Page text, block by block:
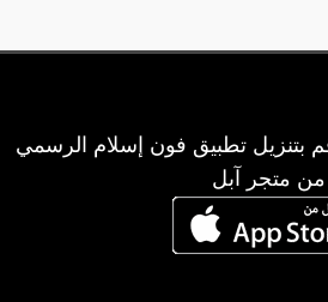
تطبيق فون إسلام الرسمي
من متجر آبل